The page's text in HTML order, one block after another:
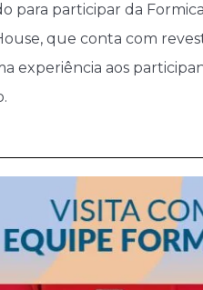
para participar da
que conta com
experiência aos